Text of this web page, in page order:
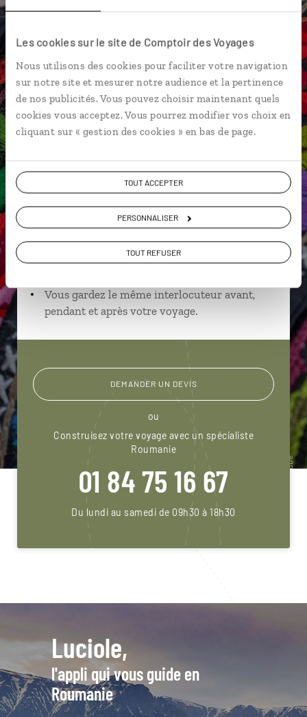
Les cookies sur le site de Comptoir des Voyages
Nous utilisons des cookies pour faciliter votre navigation
sur notre site et mesurer notre audience et la pertinence
de nos publicités. Vous pouvez choisir maintenant quels
cookies vous acceptez. Vous pourrez modifier vos choix en
cliquant sur « gestion des cookies » en bas de page.
TOUT ACCEPTER
PERSONNALISER
TOUT REFUSER
Loanne,
spécialiste Roumanie
spécialistes
Ils sauront organiser votre itinéraire au plus
près de vos envies et de la réalité du pays.
Échangez en face à face ou depuis nos studios
connectés en agence, mais aussi par email ou
Vous gardez le même interlocuteur avant,
pendant et après votre voyage.
DEMANDER UN DEVIS
ou
Construisez votre voyage avec un spécialiste
Roumanie
01 84 75 16 67
Du lundi au samedi de 09h30 à 18h30
Luciole,
l'appli qui vous guide en
Roumanie